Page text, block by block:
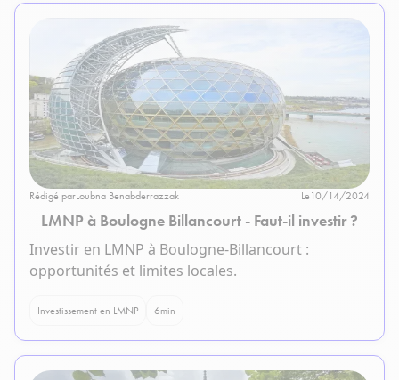
Rédigé parLoubna Benabderrazzak Le10/14/2024
LMNP à Boulogne Billancourt - Faut-il investir ?
Investir en LMNP à Boulogne-Billancourt :
opportunités et limites locales.
Investissement en LMNP 6min